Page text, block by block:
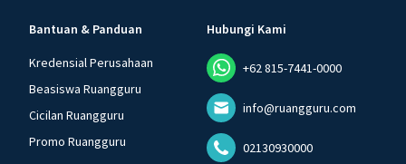
Bantuan & Panduan
Kredensial Perusahaan
Beasiswa Ruangguru
Cicilan Ruangguru
Promo Ruangguru
Hubungi Kami
+62 815-7441-0000
info@ruangguru.com
02130930000